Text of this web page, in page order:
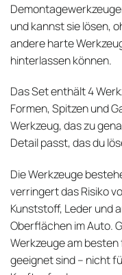
und kannst sie lösen,
andere harte
hinterlassen können.
Das Set enthält 4
Formen, Spitzen und
Werkzeug, das zu
Detail passt, das du
Die Werkzeuge
verringert das Risiko
Kunststoff, Leder und
Oberflächen im Auto.
Werkzeuge am
geeignet sind – nicht